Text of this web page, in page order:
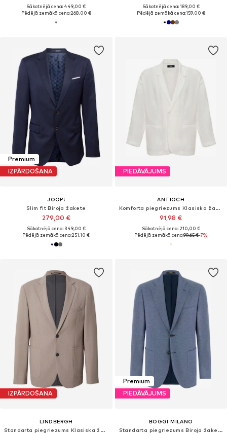
Sākotnējā cena: 449,00 €
Pēdējā zemākā cena:268,00 €
Sākotnējā cena: 189,00 €
Pēdējā zemākā cena:159,00 €
Premium
IZPĀRDOŠANA
JOOP!
Slim fit Biroja žakete
279,00 €
Sākotnējā cena: 349,00 €
Pēdējā zemākā cena:251,10 €
PIEDĀVĀJUMS
ANTIOCH
Komforta piegriezums Klasiska žakete
91,98 €
Sākotnējā cena: 210,00 €
Pēdējā zemākā cena:99,65 €-7%
IZPĀRDOŠANA
LINDBERGH
Standarta piegriezums Klasiska žakete 'Superflex'
Premium
PIEDĀVĀJUMS
BOGGI MILANO
Standarta piegriezums Biroja žakete